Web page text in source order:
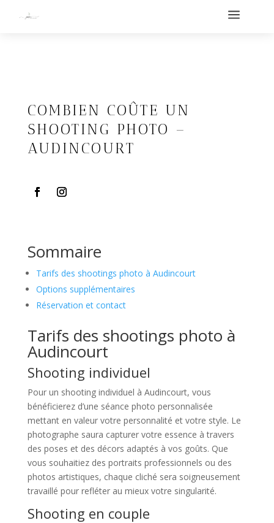
a
COMBIEN COÛTE UN
SHOOTING PHOTO –
AUDINCOURT
Sommaire
Tarifs des shootings photo à Audincourt
Options supplémentaires
Réservation et contact
Tarifs des shootings photo à
Audincourt
Shooting individuel
Pour un shooting individuel à Audincourt, vous
bénéficierez d’une séance photo personnalisée
mettant en valeur votre personnalité et votre style. Le
photographe saura capturer votre essence à travers
des poses et des décors adaptés à vos goûts. Que
vous souhaitiez des portraits professionnels ou des
photos artistiques, chaque cliché sera soigneusement
travaillé pour refléter au mieux votre singularité.
Shooting en couple